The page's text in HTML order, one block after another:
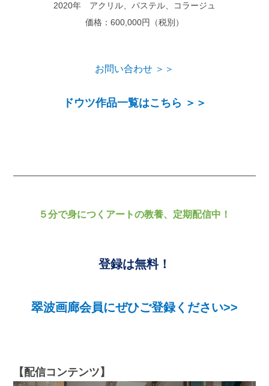
2020年 アクリル、パステル、コラージュ
価格：600,000円（税別）
お問い合わせ ＞＞
ドウツ作品一覧はこちら ＞＞
５分で身につくアートの教養、定期配信中！
登録は無料！
翠波画廊会員にぜひご登録ください>>
【配信コンテンツ】